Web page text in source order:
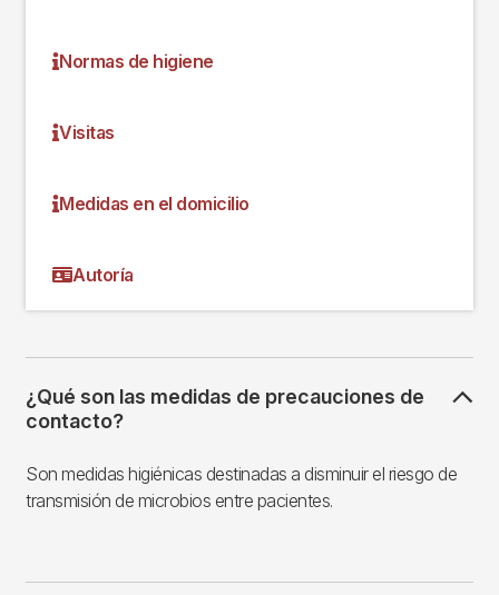
Normas de higiene
Visitas
Medidas en el domicilio
Autoría
¿Qué son las medidas de precauciones de
contacto?
Son medidas higiénicas destinadas a disminuir el riesgo de
transmisión de microbios entre pacientes.